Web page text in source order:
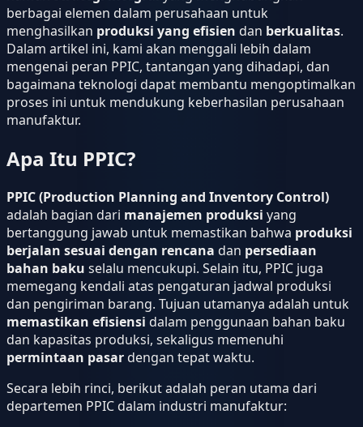
berbagai elemen dalam perusahaan untuk
menghasilkan produksi yang efisien dan berkualitas.
Dalam artikel ini, kami akan menggali lebih dalam
mengenai peran PPIC, tantangan yang dihadapi, dan
bagaimana teknologi dapat membantu mengoptimalkan
proses ini untuk mendukung keberhasilan perusahaan
manufaktur.
Apa Itu PPIC?
PPIC (Production Planning and Inventory Control)
adalah bagian dari manajemen produksi yang
bertanggung jawab untuk memastikan bahwa produksi
berjalan sesuai dengan rencana dan persediaan
bahan baku selalu mencukupi. Selain itu, PPIC juga
memegang kendali atas pengaturan jadwal produksi
dan pengiriman barang. Tujuan utamanya adalah untuk
memastikan efisiensi dalam penggunaan bahan baku
dan kapasitas produksi, sekaligus memenuhi
permintaan pasardengan tepat waktu.
Secara lebih rinci, berikut adalah peran utama dari
departemen PPIC dalam industri manufaktur: